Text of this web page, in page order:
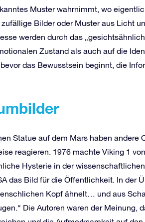
Muster wahrnimmt, wo
Bilder oder Muster aus Licht
werden durch das
Zustand als auch auf die
das Bewusstsein beginnt, die
Statue auf dem Mars haben andere
reagieren. 1976 machte Viking 1
Hysterie in der
das Bild für die Öffentlichkeit. In der
Kopf ähnelt… und aus
Die Autoren waren der Meinung,